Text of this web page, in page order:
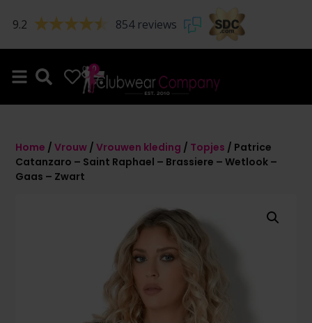
9.2 854 reviews
0 0
Home /Vrouw /Vrouwen kleding / Topjes / Patrice
Catanzaro – Saint Raphael – Brassiere – Wetlook –
Gaas – Zwart